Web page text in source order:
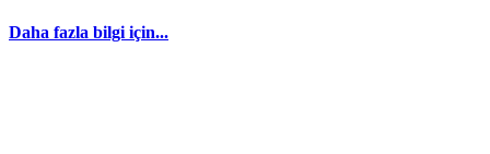
Daha fazla bilgi için...